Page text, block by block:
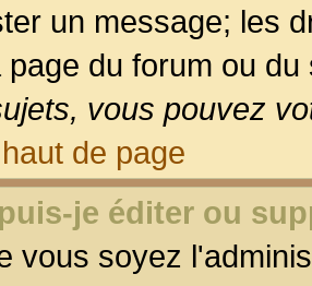
un message; les
page du forum ou
vous pouvez
de page
je éditer ou
vous soyez